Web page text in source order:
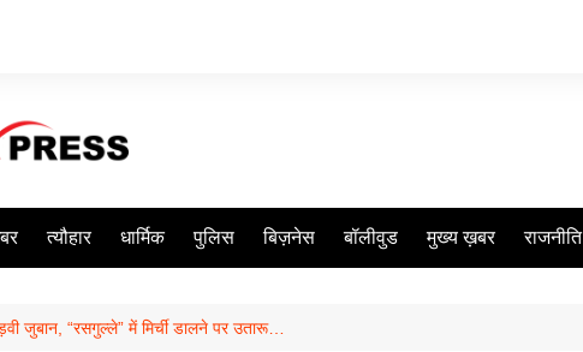
त्यौहार धार्मिक पुलिस बिज़नेस बॉलीवुड मुख्य ख़बर राजनीति
जुबान, “रसगुल्ले” में मिर्ची डालने पर उतारू…